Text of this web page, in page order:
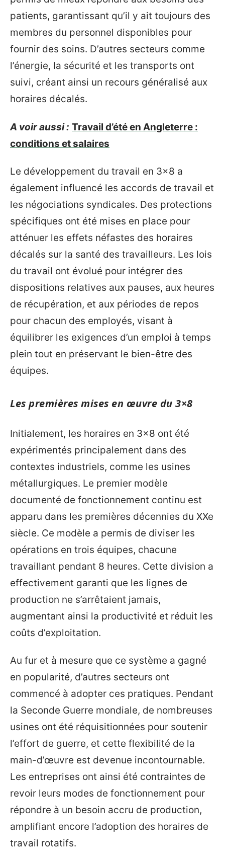
patients, garantissant qu’il y ait toujours des
membres du personnel disponibles pour
fournir des soins. D’autres secteurs comme
l’énergie, la sécurité et les transports ont
suivi, créant ainsi un recours généralisé aux
horaires décalés.
A voir aussi : Travail d’été en Angleterre :
conditions et salaires
Le développement du travail en 3×8 a
également influencé les accords de travail et
les négociations syndicales. Des protections
spécifiques ont été mises en place pour
atténuer les effets néfastes des horaires
décalés sur la santé des travailleurs. Les lois
du travail ont évolué pour intégrer des
dispositions relatives aux pauses, aux heures
de récupération, et aux périodes de repos
pour chacun des employés, visant à
équilibrer les exigences d’un emploi à temps
plein tout en préservant le bien-être des
équipes.
Les premières mises en œuvre du 3×8
Initialement, les horaires en 3×8 ont été
expérimentés principalement dans des
contextes industriels, comme les usines
métallurgiques. Le premier modèle
documenté de fonctionnement continu est
apparu dans les premières décennies du XXe
siècle. Ce modèle a permis de diviser les
opérations en trois équipes, chacune
travaillant pendant 8 heures. Cette division a
effectivement garanti que les lignes de
production ne s’arrêtaient jamais,
augmentant ainsi la productivité et réduit les
coûts d’exploitation.
Au fur et à mesure que ce système a gagné
en popularité, d’autres secteurs ont
commencé à adopter ces pratiques. Pendant
la Seconde Guerre mondiale, de nombreuses
usines ont été réquisitionnées pour soutenir
l’effort de guerre, et cette flexibilité de la
main-d’œuvre est devenue incontournable.
Les entreprises ont ainsi été contraintes de
revoir leurs modes de fonctionnement pour
répondre à un besoin accru de production,
amplifiant encore l’adoption des horaires de
travail rotatifs.